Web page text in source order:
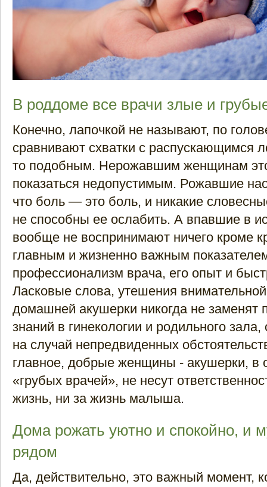
В роддоме все врачи злые и
Конечно, лапочкой не называют, по
сравнивают схватки с распускающимся
то подобным. Нерожавшим женщинам
показаться недопустимым. Рожавшие
что боль — это боль, и никакие
не способны ее ослабить. А впавшие в
вообще не воспринимают ничего кроме
главным и жизненно важным
профессионализм врача, его опыт и
Ласковые слова, утешения
домашней акушерки никогда не заменят
знаний в гинекологии и родильного зала,
на случай непредвиденных
главное, добрые женщины - акушерки, в
«грубых врачей», не несут
жизнь, ни за жизнь малыша.
Дома рожать уютно и спокойно, и
рядом
Да, действительно, это важный момент,